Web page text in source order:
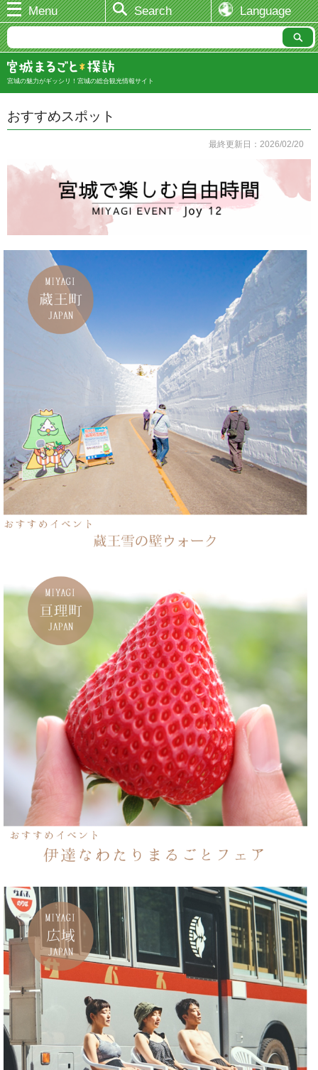
Menu Search Language
宮城の魅力がギッシリ！宮城の総合観光情報サイト
おすすめスポット
最終更新日：2026/02/20